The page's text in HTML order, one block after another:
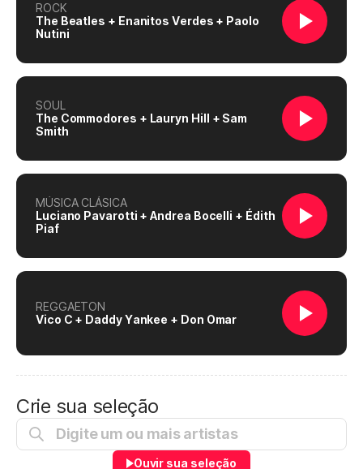
ROCK
The Beatles + Enanitos Verdes + Paolo
Nutini
SOUL
The Commodores + Lauryn Hill + Sam
Smith
MÚSICA CLÁSICA
Luciano Pavarotti + Andrea Bocelli + Édith
Piaf
REGGAETON
Vico C + Daddy Yankee + Don Omar
Crie sua seleção
Ouvir sua seleção